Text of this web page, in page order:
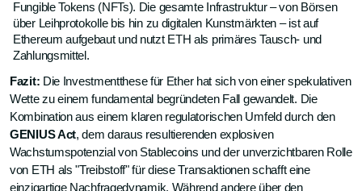
Fungible Tokens (NFTs). Die gesamte Infrastruktur – von Börsen
über Leihprotokolle bis hin zu digitalen Kunstmärkten – ist auf
Ethereum aufgebaut und nutzt ETH als primäres Tausch- und
Zahlungsmittel.
Fazit: Die Investmentthese für Ether hat sich von einer spekulativen
Wette zu einem fundamental begründeten Fall gewandelt. Die
Kombination aus einem klaren regulatorischen Umfeld durch den
GENIUS Act, dem daraus resultierenden explosiven
Wachstumspotenzial von Stablecoins und der unverzichtbaren Rolle
von ETH als "Treibstoff" für diese Transaktionen schafft eine
einzigartige Nachfragedynamik. Während andere über den